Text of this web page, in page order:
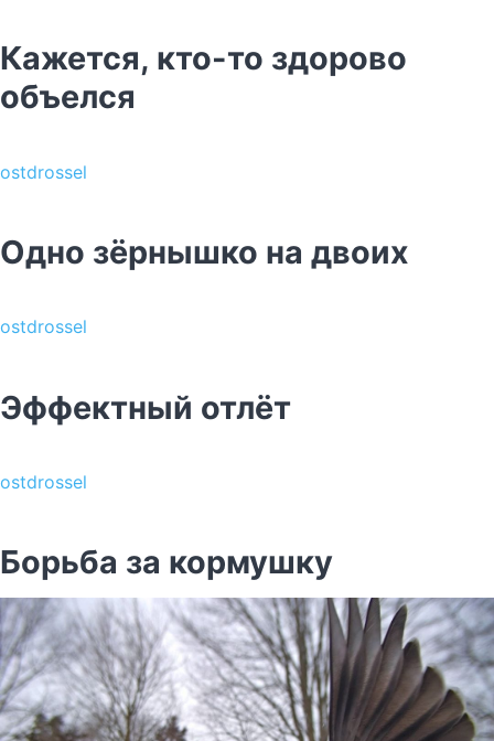
Кажется, кто-то здорово
объелся
ostdrossel
Одно зёрнышко на двоих
ostdrossel
Эффектный отлёт
ostdrossel
Борьба за кормушку